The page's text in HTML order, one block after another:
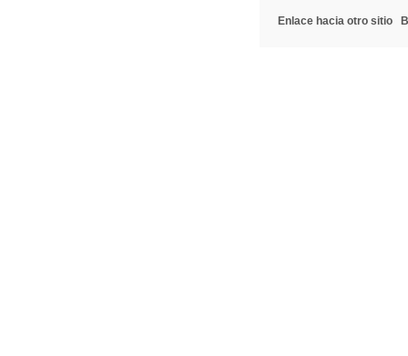
Enlace hacia otro sitio